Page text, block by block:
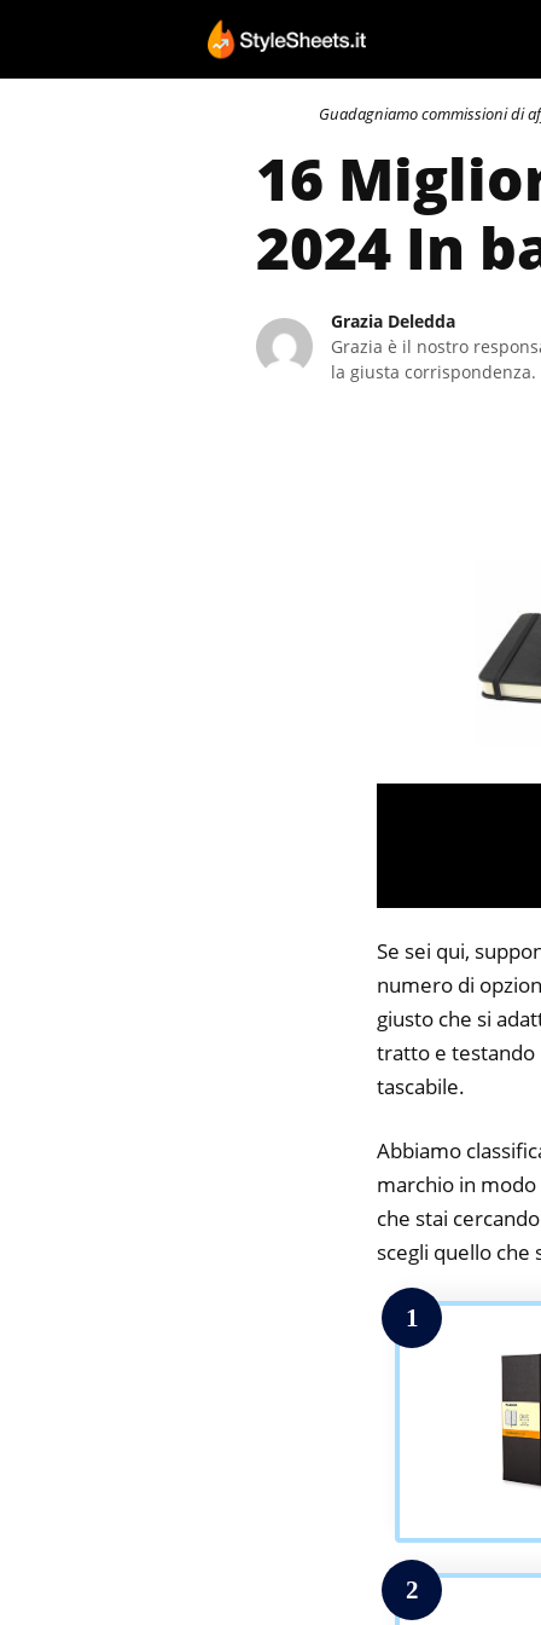
contenuto
Guadagniamo commissioni di
16
2024 In
Grazia Deledda
Grazia è il nostro
la giusta
Se sei qui,
numero di
giusto che si
tratto e testando
tascabile.
Abbiamo
marchio in
che stai
scegli quello che
1
2